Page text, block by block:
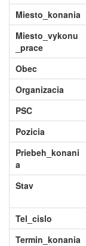
Miesto_konania
Miesto_vykonu
_prace
Obec
Organizacia
PSC
Pozicia
Priebeh_konani
a
Stav
Tel_cislo
Termin_konania